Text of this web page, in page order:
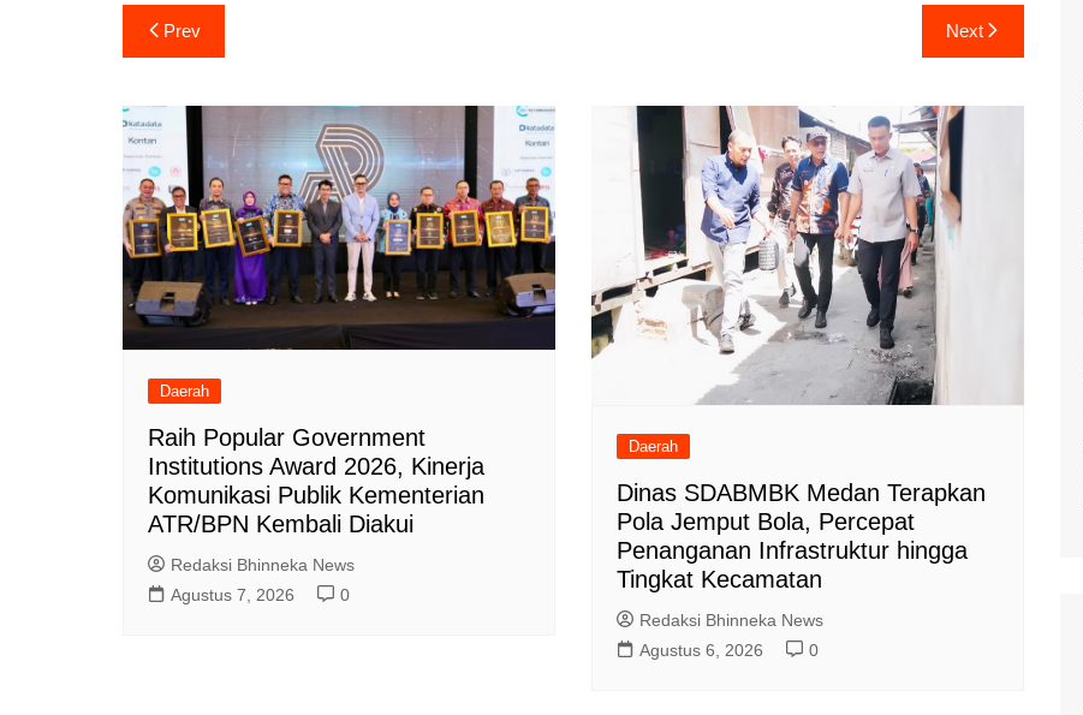
Navigasi
pos
Prev Next
Daerah
Raih Popular Government
Institutions Award 2026, Kinerja
Komunikasi Publik Kementerian
ATR/BPN Kembali Diakui
Redaksi Bhinneka News
Agustus 7, 2026
0
Daerah
Dinas SDABMBK Medan Terapkan
Pola Jemput Bola, Percepat
Penanganan Infrastruktur hingga
Tingkat Kecamatan
Redaksi Bhinneka News
Agustus 6, 2026
0